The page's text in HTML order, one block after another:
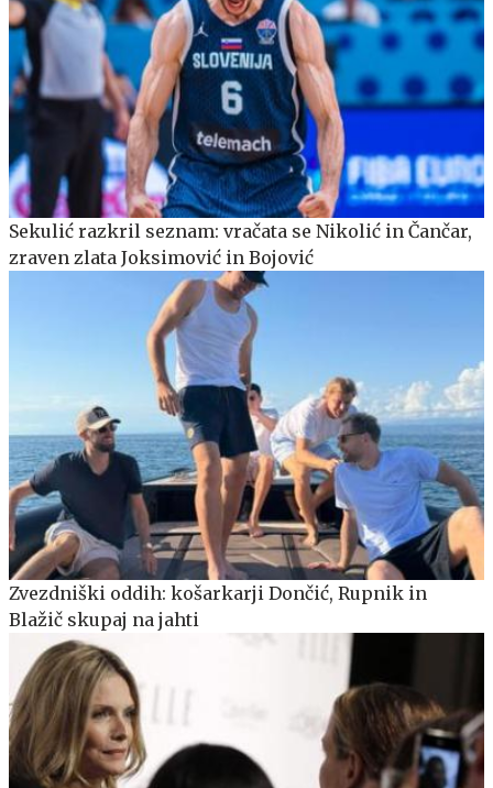
Sekulić razkril seznam: vračata se Nikolić in Čančar,
zraven zlata Joksimović in Bojović
Zvezdniški oddih: košarkarji Dončić, Rupnik in
Blažič skupaj na jahti